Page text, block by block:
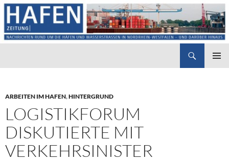
ARBEITEN IM HAFEN,HINTERGRUND
LOGISTIKFORUM
DISKUTIERTE MIT
VERKEHRSINISTER